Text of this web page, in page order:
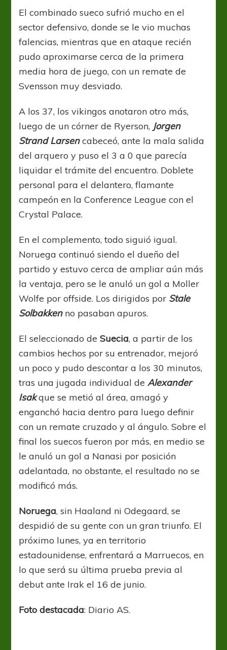
El combinado sueco sufrió mucho en el
sector defensivo, donde se le vio muchas
falencias, mientras que en ataque recién
pudo aproximarse cerca de la primera
media hora de juego, con un remate de
Svensson muy desviado.
A los 37, los vikingos anotaron otro más,
luego de un córner de Ryerson, Jorgen
Strand Larsencabeceó, ante la mala salida
del arquero y puso el 3 a 0 que parecía
liquidar el trámite del encuentro. Doblete
personal para el delantero, flamante
campeón en la Conference League con el
Crystal Palace.
En el complemento, todo siguió igual.
Noruega continuó siendo el dueño del
partido y estuvo cerca de ampliar aún más
la ventaja, pero se le anuló un gol a Moller
Wolfe por offside. Los dirigidos por Stale
Solbakkenno pasaban apuros.
El seleccionado deSuecia, a partir de los
cambios hechos por su entrenador, mejoró
un poco y pudo descontar a los 30 minutos,
tras una jugada individual deAlexander
Isakque se metió al área, amagó y
enganchó hacia dentro para luego definir
con un remate cruzado y al ángulo. Sobre el
final los suecos fueron por más, en medio se
le anuló un gol a Nanasi por posición
adelantada, no obstante, el resultado no se
modificó más.
Noruega, sin Haaland ni Odegaard, se
despidió de su gente con un gran triunfo. El
próximo lunes, ya en territorio
estadounidense, enfrentará a Marruecos, en
lo que será su última prueba previa al
debut ante Irak el 16 de junio.
Foto destacada: Diario AS.